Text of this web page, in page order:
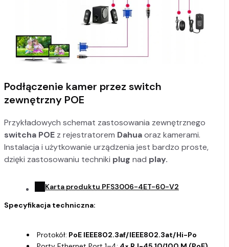
Podłączenie kamer przez switch
zewnętrzny POE
Przykładowych schemat zastosowania zewnętrznego
switcha POE z rejestratorem Dahuaoraz kamerami.
Instalacja i użytkowanie urządzenia jest bardzo proste,
dzięki zastosowaniu techniki plug nad play.
Karta produktu PFS3006-4ET-60-V2
Specyfikacja techniczna:
Protokół: PoE IEEE802.3af/IEEE802.3at/Hi-Po